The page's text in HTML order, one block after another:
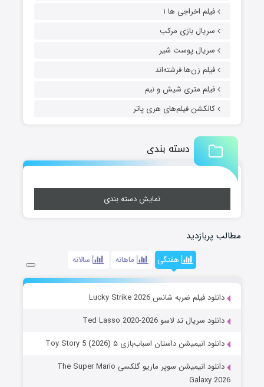
فیلم اخراجی ها ۱
سریال بازی مرکب
سریال پوست شیر
فیلم زن‌ها فرشته‌اند
فیلم متری شیش و نیم
کالکشن فیلم‌های هری پاتر
دسته بندی
نمایش دسته بندی
مطالب پربازدید
هفتگی ماهانه سالانه
دانلود فیلم ضربه شانس Lucky Strike 2026
دانلود سریال تد لاسو Ted Lasso 2020-2026
دانلود انیمیشن داستان اسباب‌بازی ۵ Toy Story 5 (2026)
دانلود انیمیشن سوپر ماریو گلکسی The Super Mario
Galaxy 2026